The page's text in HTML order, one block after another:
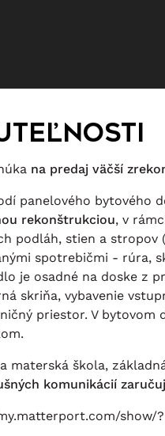
na predaj väčší
panelového bytového
rekonštrukciou, v
podláh, stien a
spotrebičmi - rúra,
je osadné na doske z
skriňa, vybavenie
priestor. V bytovom
materská škola,
komunikácií
show/